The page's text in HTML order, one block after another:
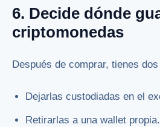
6. Decide dónde
criptomonedas
Después de comprar, tienes
Dejarlas custodiadas en el
Retirarlas a una wallet propia.